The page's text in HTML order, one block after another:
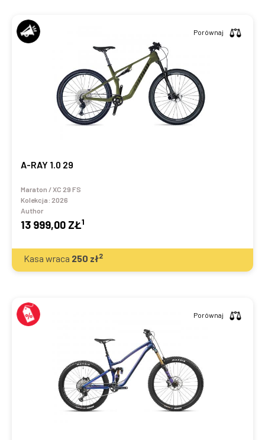
A-RAY 1.0 29
Maraton / XC 29 FS
Kolekcja: 2026
Author
13 999,00 ZŁ1
Porównaj
Kasa wraca 250 zł2
Porównaj